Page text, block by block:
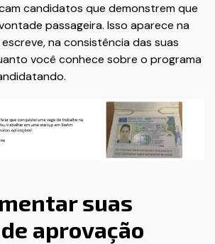
candidatos que demonstrem que
passageira. Isso aparece na
na consistência das suas
você conhece sobre o programa
suas
aprovação